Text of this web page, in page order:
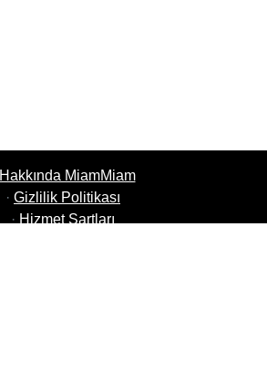
Hakkında MiamMiam
· Gizlilik Politikası
· Hizmet Şartları